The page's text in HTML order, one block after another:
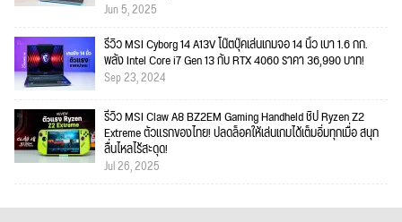
Jun 5, 2025
รีวิว MSI Cyborg 14 A13V โน๊ตบุ๊คเล่นเกมจอ 14 นิ้ว เบา 1.6 กก.
พลัง Intel Core i7 Gen 13 กับ RTX 4060 ราคา 36,990 บาท!
Sep 23, 2024
รีวิว MSI Claw A8 BZ2EM Gaming Handheld ชิป Ryzen Z2
Extreme ตัวแรกของไทย! ปลดล็อคให้เล่นเกมได้เต็มอิ่มทุกเมื่อ สนุก
ลื่นไหลไร้สะดุด!
Jul 26, 2025